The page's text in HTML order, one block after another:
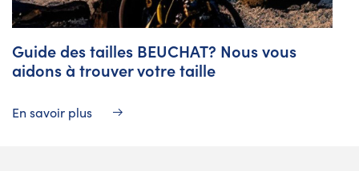
Guide des tailles BEUCHAT? Nous vous
aidons à trouver votre taille
En savoir plus